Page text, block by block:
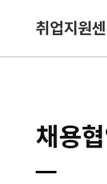
취업지원
채용